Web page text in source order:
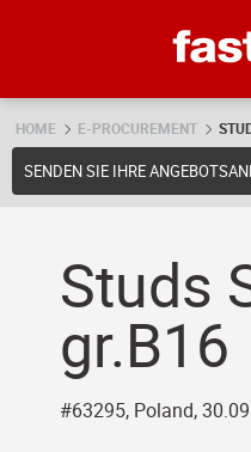
HOME E-PROCUREMENT
SENDEN SIE IHRE
Studs
gr.B16
#63295, Poland,